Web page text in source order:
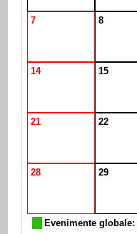
7 8
14 15
21 22
28 29
Evenimente globale: